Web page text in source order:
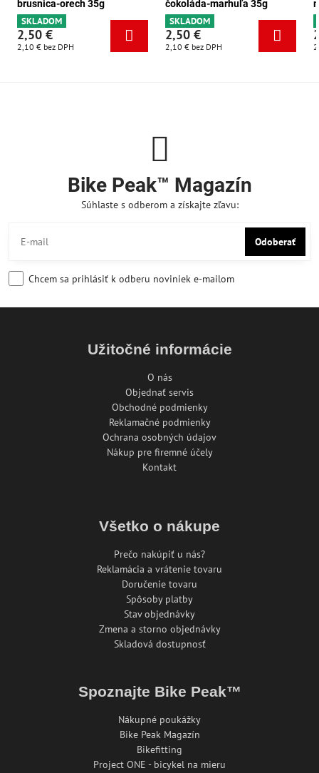
brusnica-orech 35g
SKLADOM
2,50 €
2,10 € bez DPH
čokoláda-marhuľa 35g
SKLADOM
2,50 €
2,10 € bez DPH
Bike Peak™ Magazín
Súhlaste s odberom a získajte zľavu:
Odoberať
Chcem sa prihlásiť k odberu noviniek e-mailom
Užitočné informácie
O nás
Objednať servis
Obchodné podmienky
Reklamačné podmienky
Ochrana osobných údajov
Nákup pre firemné účely
Kontakt
Všetko o nákupe
Prečo nakúpiť u nás?
Reklamácia a vrátenie tovaru
Doručenie tovaru
Spôsoby platby
Stav objednávky
Zmena a storno objednávky
Skladová dostupnosť
Spoznajte Bike Peak™
Nákupné poukážky
Bike Peak Magazín
Bikefitting
Project ONE - bicykel na mieru